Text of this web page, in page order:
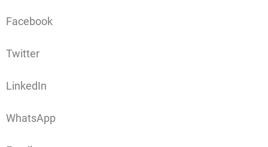
Facebook
Twitter
LinkedIn
WhatsApp